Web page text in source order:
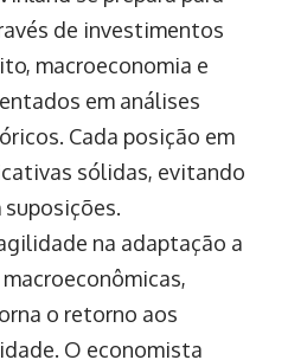
de investimentos
macroeconomia e
em análises
Cada posição em
sólidas, evitando
na adaptação a
o retorno aos
O economista